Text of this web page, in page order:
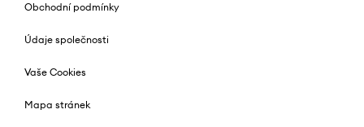
Obchodní podmínky
Údaje společnosti
Vaše Cookies
Mapa stránek